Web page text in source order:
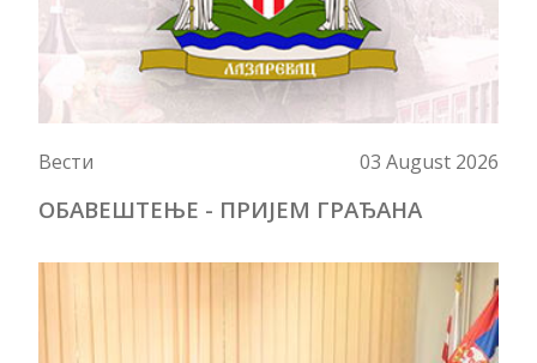
Вести 03 August 2026
ОБАВЕШТЕЊЕ - ПРИЈЕМ ГРАЂАНА